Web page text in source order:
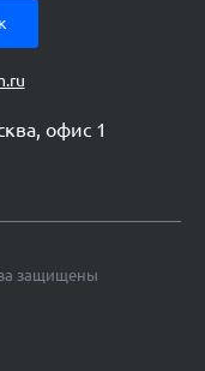
офис 1
защищены